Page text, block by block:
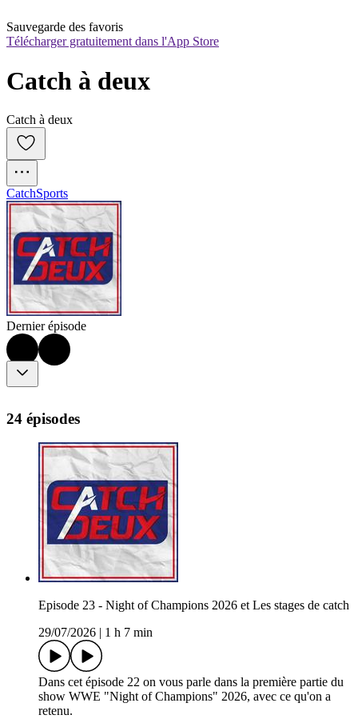
Sauvegarde des favoris
Télécharger gratuitement dans l'App Store
Catch à deux
Catch à deux
CatchSports
Dernier épisode
24 épisodes
Episode 23 - Night of Champions 2026 et Les stages de catch
29/07/2026
1 h 7 min
Dans cet épisode 22 on vous parle dans la première partie du
show WWE "Night of Champions" 2026, avec ce qu'on a
retenu.